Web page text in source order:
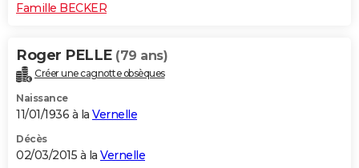
Famille BECKER
Roger PELLE (79 ans)
Créer une cagnotte obsèques
Naissance
11/01/1936 à la Vernelle
Décès
02/03/2015 à la Vernelle